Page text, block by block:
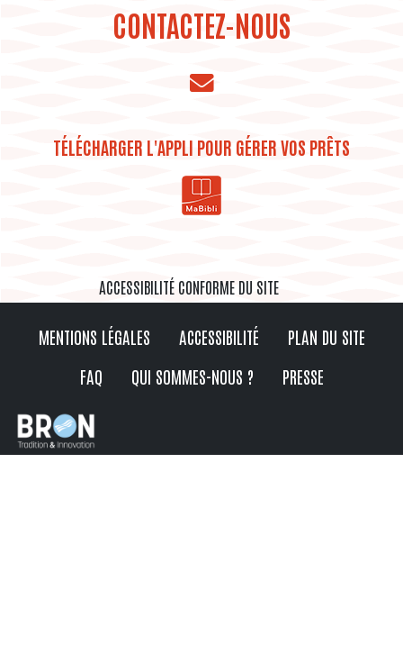
CONTACTEZ-NOUS
TÉLÉCHARGER L'APPLI POUR GÉRER VOS PRÊTS
ACCESSIBILITÉ CONFORME DU SITE
MENTIONS LÉGALES ACCESSIBILITÉ
PLAN DU SITE
FAQ
QUI SOMMES-NOUS ? PRESSE